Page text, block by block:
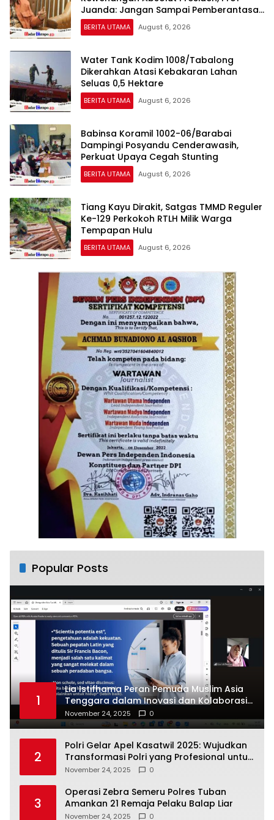
Juanda: Jangan Sampai Pemberantasan
Korupsi Justru Melemah
BERITA UTAMA August 6, 2026
Water Tank Kodim 1008/Tabalong
Dikerahkan Atasi Kebakaran Lahan
Seluas 0,5 Hektare
BERITA UTAMA August 6, 2026
Babinsa Koramil 1002-06/Barabai
Dampingi Posyandu Cenderawasih,
Perkuat Upaya Cegah Stunting
BERITA UTAMA August 6, 2026
Tiang Kayu Dirakit, Satgas TMMD Reguler
Ke-129 Perkokoh RTLH Milik Warga
Tempapan Hulu
BERITA UTAMA August 6, 2026
Popular Posts
1
Lia Istifhama Peran Pemuda Muslim Asia
Tenggara dalam Inovasi dan Kolaborasi
Internasional
November 24, 2025 0
2
Polri Gelar Apel Kasatwil 2025: Wujudkan
Transformasi Polri yang Profesional untuk
Masyarakat
November 24, 2025 0
3
Operasi Zebra Semeru Polres Tuban
Amankan 21 Remaja Pelaku Balap Liar
November 24, 2025 0